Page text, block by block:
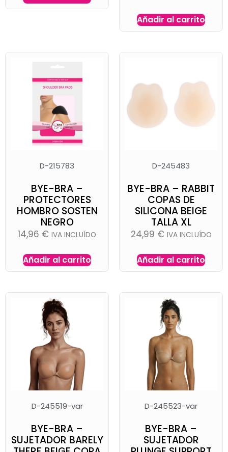
Añadir al carrito
D-215783
BYE-BRA –
PROTECTORES
HOMBRO SOSTEN
NEGRO
14,96 € IVA INCLUÍDO
Añadir al carrito
D-245483
BYE-BRA – RABBIT
COPAS DE
SILICONA BEIGE
TALLA XL
24,99 € IVA INCLUÍDO
Añadir al carrito
D-245519-var
BYE-BRA –
SUJETADOR BARELY
D-245523-var
BYE-BRA –
SUJETADOR